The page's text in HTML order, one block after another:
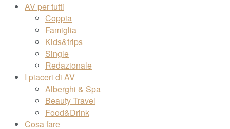
AV per tutti
Coppia
Famiglia
Kids&trips
Single
Redazionale
I piaceri di AV
Alberghi & Spa
Beauty Travel
Food&Drink
Cosa fare